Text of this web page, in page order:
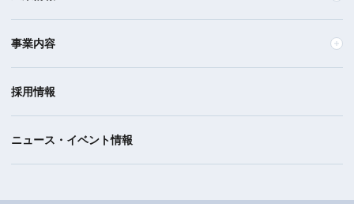
事業内容
採用情報
ニュース・イベント情報